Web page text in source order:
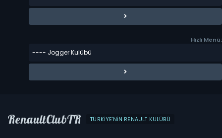
Hızlı Menü:
RenaultClubTR TÜRKIYE'NIN RENAULT KULÜBÜ